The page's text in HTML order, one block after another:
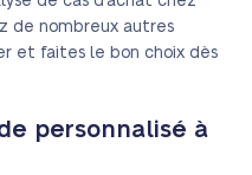
de nombreux autres
et faites le bon choix dès
personnalisé à